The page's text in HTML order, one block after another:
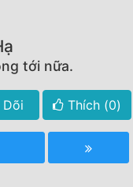
tới nữa.
Thích (0)